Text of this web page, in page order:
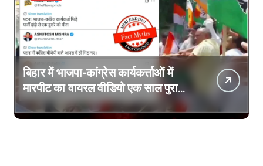
बिहार में भाजपा-कांग्रेस कार्यकर्त्ताओं में
मारपीट का वायरल वीडियो एक साल पुराना
है